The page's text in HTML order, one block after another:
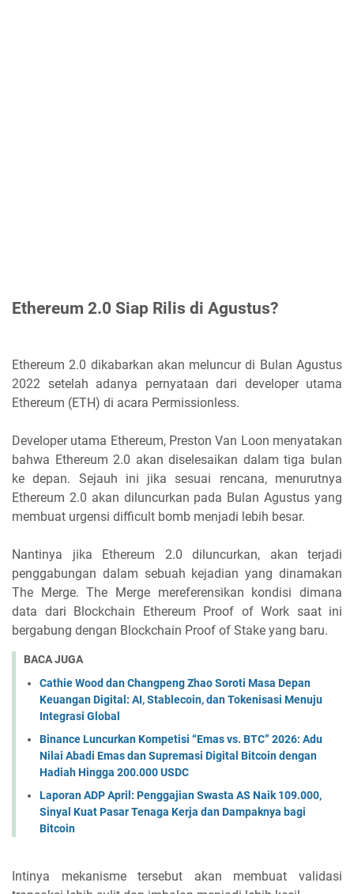
Ethereum 2.0 Siap Rilis di Agustus?
Ethereum 2.0 dikabarkan akan meluncur di Bulan Agustus
2022 setelah adanya pernyataan dari developer utama
Ethereum (ETH) di acara Permissionless.
Developer utama Ethereum, Preston Van Loon menyatakan
bahwa Ethereum 2.0 akan diselesaikan dalam tiga bulan
ke depan. Sejauh ini jika sesuai rencana, menurutnya
Ethereum 2.0 akan diluncurkan pada Bulan Agustus yang
membuat urgensi difficult bomb menjadi lebih besar.
Nantinya jika Ethereum 2.0 diluncurkan, akan terjadi
penggabungan dalam sebuah kejadian yang dinamakan
The Merge. The Merge mereferensikan kondisi dimana
data dari Blockchain Ethereum Proof of Work saat ini
bergabung dengan Blockchain Proof of Stake yang baru.
BACA JUGA
Cathie Wood dan Changpeng Zhao Soroti Masa Depan
Keuangan Digital: AI, Stablecoin, dan Tokenisasi Menuju
Integrasi Global
Binance Luncurkan Kompetisi “Emas vs. BTC” 2026: Adu
Nilai Abadi Emas dan Supremasi Digital Bitcoin dengan
Hadiah Hingga 200.000 USDC
Laporan ADP April: Penggajian Swasta AS Naik 109.000,
Sinyal Kuat Pasar Tenaga Kerja dan Dampaknya bagi
Bitcoin
Intinya mekanisme tersebut akan membuat validasi